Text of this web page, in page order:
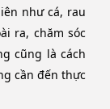
như cá, rau
ra, chăm sóc
cũng là cách
cần đến thực